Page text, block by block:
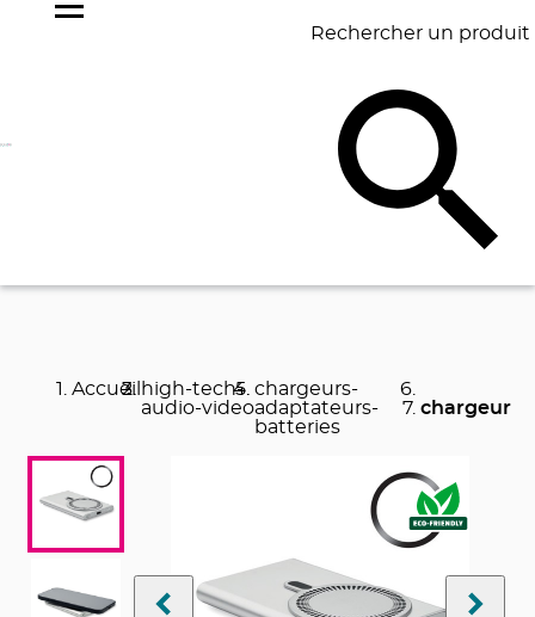
Rechercher un produit
BAGAGERIE BUREAU
Accueil high-tech-
audio-video
chargeurs-
adaptateurs-
batteries
chargeur